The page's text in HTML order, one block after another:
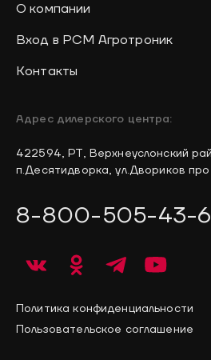
О компании
Вход в РСМ Агротроник
Контакты
Адрес дилерского центра:
422594, РТ, Верхнеуслонский
п.Десятидворка, ул.Двориков
8-800-505-43-
Политика конфиденциальности
Пользовательское соглашение